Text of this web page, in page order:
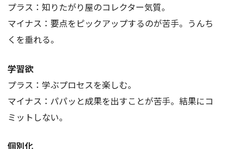
プラス：知りたがり屋のコレクター気質。
マイナス：要点をピックアップするのが苦手。うんち
くを垂れる。
学習欲
プラス：学ぶプロセスを楽しむ。
マイナス：パパッと成果を出すことが苦手。結果にコ
ミットしない。
個別化